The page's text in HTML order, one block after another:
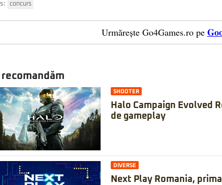
concurs
Urmărește Go4Games.ro pe
recomandăm
SHOOTER
Halo Campaign Evolved
de gameplay
DIVERSE
Next Play Romania,